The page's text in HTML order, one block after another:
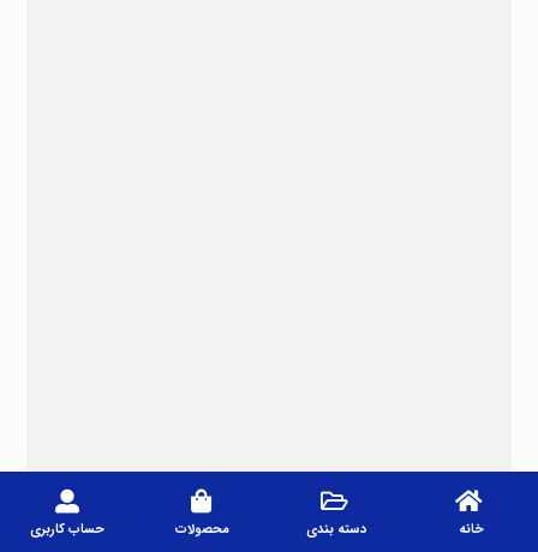
خانه دسته بندی محصولات حساب کاربری